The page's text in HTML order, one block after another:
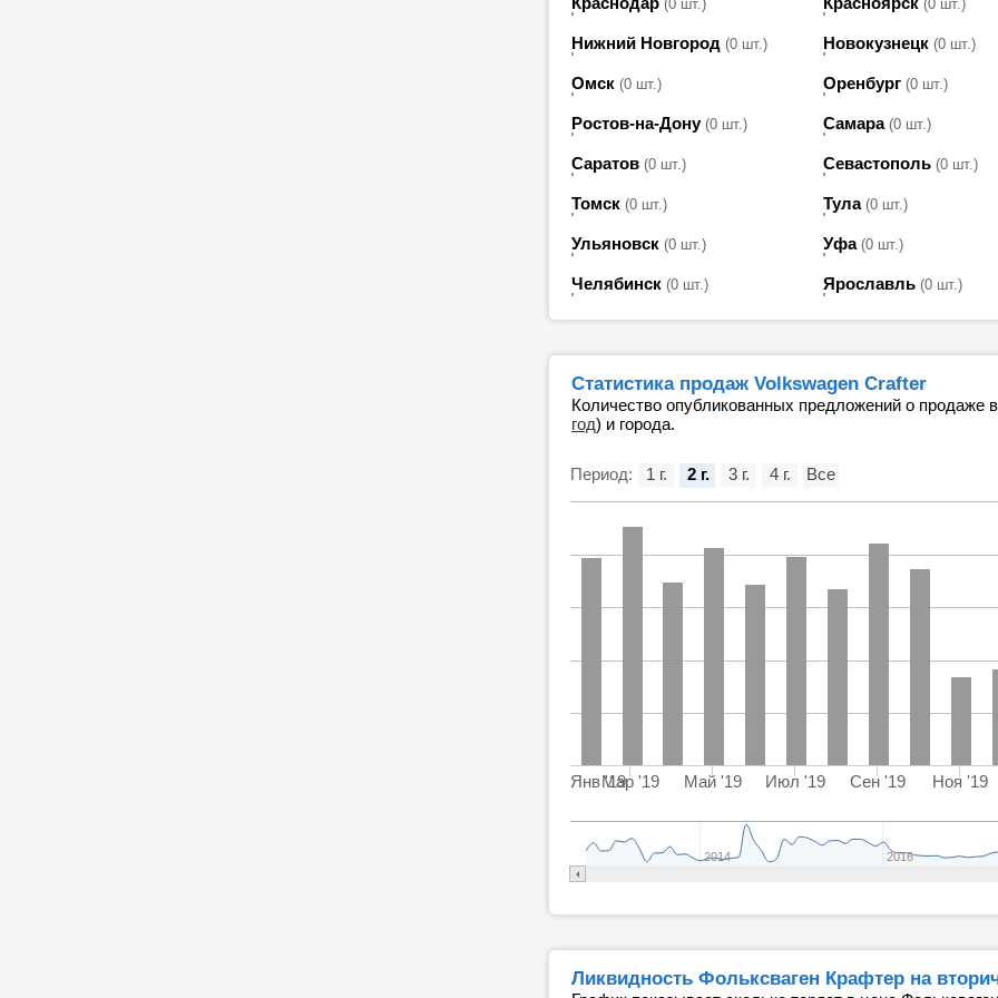
(0 шт.) (0 шт.)
Нижний Новгород (0 шт.) Новокузнецк (0 шт.)
Омск (0 шт.) Оренбург (0 шт.)
Ростов-на-Дону (0 шт.) Самара (0 шт.)
Саратов (0 шт.) Севастополь (0 шт.)
Томск (0 шт.) Тула (0 шт.)
Ульяновск (0 шт.) Уфа (0 шт.)
Челябинск (0 шт.) Ярославль (0 шт.)
Статистика продаж Volkswagen Crafter
Количество опубликованных предложений о продаже
год) и города.
Период:
Янв '19Мар '19 Май '19 Июл '19 Сен '19 Ноя '19
2014 2016
1 г. 2 г. 3 г. 4 г. Все
Ликвидность Фольксваген Крафтер на